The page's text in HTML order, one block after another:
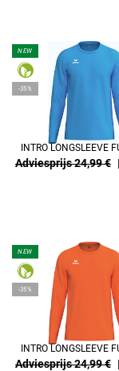
NEW
-35%
INTRO LONGSLEEVE
Adviesprijs 24,99 € |
NEW
-35%
INTRO LONGSLEEVE
Adviesprijs 24,99 € |